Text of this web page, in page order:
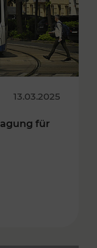
13.03.2025
für